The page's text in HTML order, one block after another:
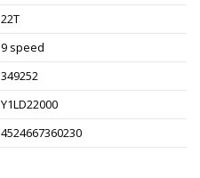
22T
9 speed
349252
Y1LD22000
4524667360230